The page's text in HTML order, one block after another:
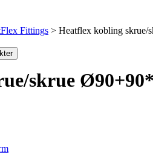
Fittings Heatflex kobling skrue/
skrue